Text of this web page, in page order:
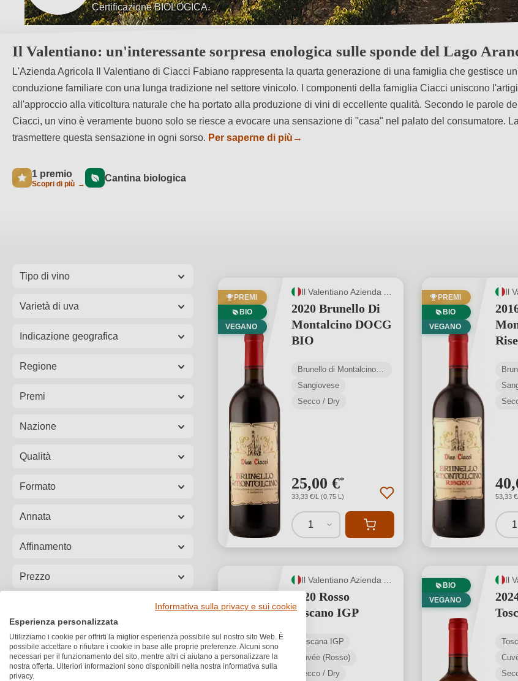
Certificazione BIOLOGICA.
Azienda familiare di quarta generazione.
Il Valentiano: un'interessante sorpresa enologica sulle sponde del Lago
L'Azienda Agricola Il Valentiano di Ciacci Fabiano rappresenta la quarta generazione di una famiglia che gestisce
conduzione familiare con una lunga tradizione nel settore vinicolo. I componenti della famiglia Ciacci uniscono
all'approccio alla viticoltura naturale che ha portato alla produzione di vini di eccellente qualità. Secondo le parole
Ciacci, un vino è veramente buono solo se riesce a evocare una sensazione di "casa" nel palato del consumatore.
trasmettere questa sensazione in ogni sorso. Per saperne di più →
1 premio
Scopri di più →
Cantina biologica
Tipo di vino
Varietà di uva
Indicazione geografica
Regione
Premi
Nazione
Qualità
Formato
Annata
Affinamento
Prezzo
Bio
Box
PREMI
BIO
VEGANO
2020 Brunello Di
Montalcino DOCG
BIO
Brunello di Montalcino DOCG
Sangiovese
Secco / Dry
25,00 €*
33,33 €/L (0,75 L)
1
PREMI
BIO
VEGANO
53,33
1
2020 Rosso
Toscano IGP
Toscana IGP
Cuvée (Rosso)
Secco / Dry
BIO
VEGANO
Informativa sulla privacy e sui cookie
Esperienza personalizzata
Utilizziamo i cookie per offrirti la miglior esperienza possibile sul nostro sito Web. È
possibile accettare o rifiutare i cookie in base alle proprie preferenze. Alcuni sono
necessari per il funzionamento del sito, mentre altri ci aiutano a personalizzare la
nostra offerta. Ulteriori informazioni sono disponibili nella nostra informativa sulla
privacy.